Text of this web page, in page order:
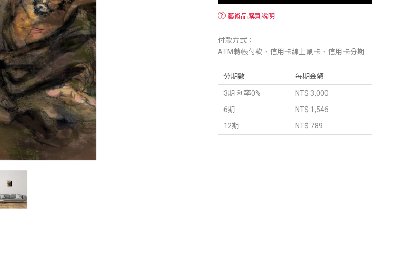
？ 藝術品購買說明
付款方式：
ATM轉帳付款、信用卡線上刷卡、信用卡分期
分期數 每期金額
3期 利率0%
NT$ 3,000
6期
NT$ 1,546
12期
NT$ 789